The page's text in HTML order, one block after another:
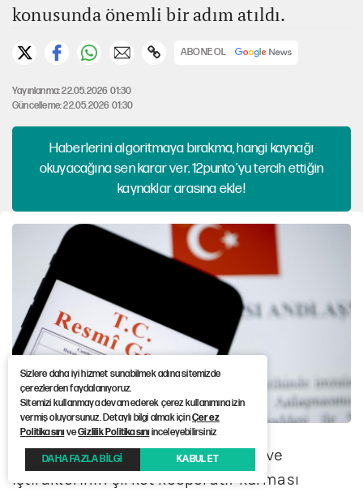
konusunda önemli bir adım atıldı.
ABONE OL
Yayınlanma: 22.05.2026 01:30
Güncelleme: 22.05.2026 01:30
Haberlerini algoritmaya bırakma, hangi kaynağı
okuyacağına sen karar ver. 12punto'yu tercih ettiğin
kaynaklar arasına ekle!
Kanun Değişikliği ile; belediyeler ve
iştiraklerinin şirket kooperatif kurması
Sizlere daha iyi hizmet sunabilmek adına sitemizde
çerezlerden faydalanıyoruz.
Sitemizi kullanmaya devam ederek çerez kullanımına izin
vermiş oluyorsunuz. Detaylı bilgi almak içinÇerez
PolitikasınıveGizlilik Politikasınıinceleyebilirsiniz
DAHA FAZLA BİLGİ KABUL ET